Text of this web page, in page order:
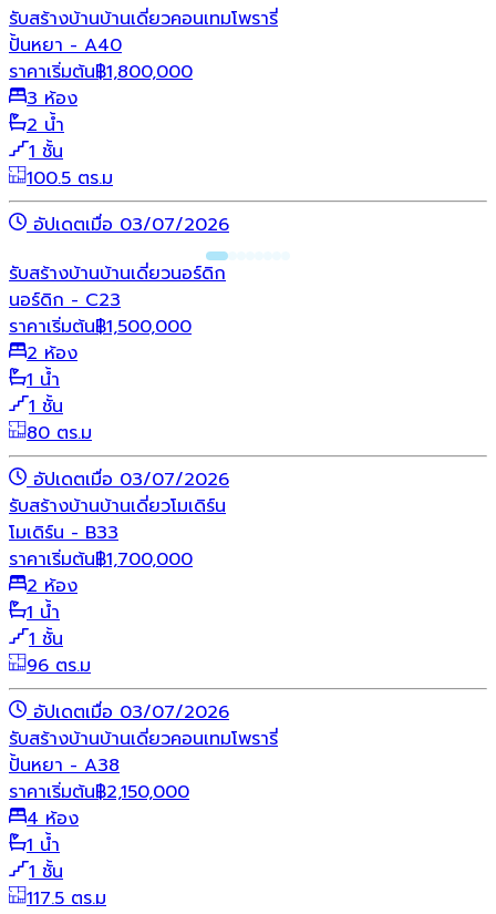
รับสร้างบ้านบ้านเดี่ยวคอนเทมโพรารี่
ปั้นหยา - A40
ราคาเริ่มต้น฿1,800,000
3 ห้อง
2 น้ำ
1 ชั้น
100.5 ตร.ม
อัปเดตเมื่อ 03/07/2026
รับสร้างบ้านบ้านเดี่ยวนอร์ดิก
นอร์ดิก - C23
ราคาเริ่มต้น฿1,500,000
2 ห้อง
1 น้ำ
1 ชั้น
80 ตร.ม
อัปเดตเมื่อ 03/07/2026
รับสร้างบ้านบ้านเดี่ยวโมเดิร์น
โมเดิร์น - B33
ราคาเริ่มต้น฿1,700,000
2 ห้อง
1 น้ำ
1 ชั้น
96 ตร.ม
อัปเดตเมื่อ 03/07/2026
รับสร้างบ้านบ้านเดี่ยวคอนเทมโพรารี่
ปั้นหยา - A38
ราคาเริ่มต้น฿2,150,000
4 ห้อง
1 น้ำ
1 ชั้น
117.5 ตร.ม